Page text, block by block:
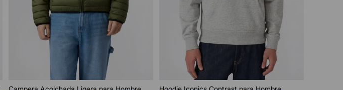
Vista rápida Vista rápida